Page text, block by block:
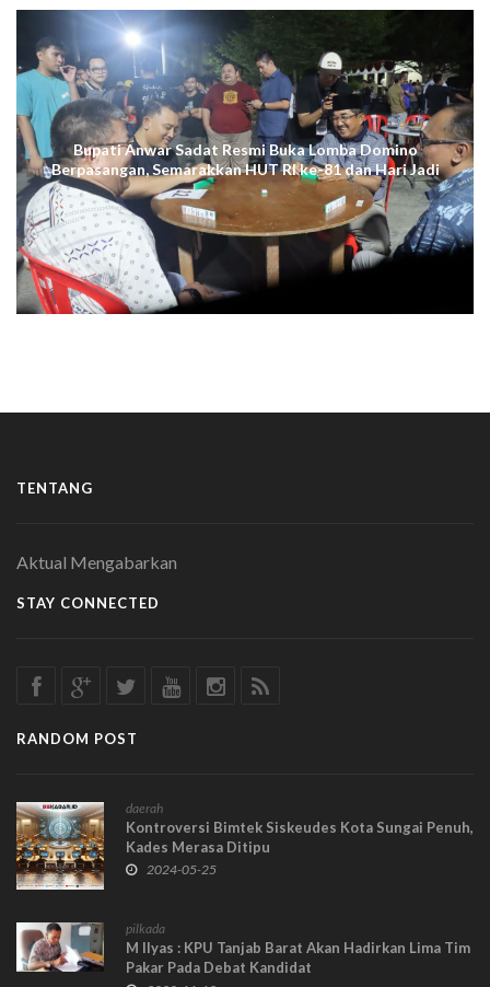
Bupati Anwar Sadat Resmi Buka Lomba Domino
Berpasangan, Semarakkan HUT RI ke-81 dan Hari Jadi
ke-61 Tanjab Barat
TENTANG
Aktual Mengabarkan
STAY CONNECTED
RANDOM POST
daerah
Kontroversi Bimtek Siskeudes Kota Sungai Penuh,
Kades Merasa Ditipu
2024-05-25
pilkada
M Ilyas : KPU Tanjab Barat Akan Hadirkan Lima Tim
Pakar Pada Debat Kandidat